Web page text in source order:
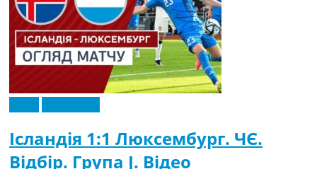
Ісландія 1:1 Люксембург. ЧЄ.
Відбір. Група J. Відео